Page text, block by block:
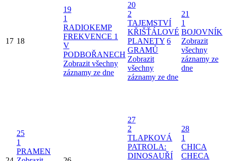
17 18
19
1
RADIOKEMP
FREKVENCE 1
V
PODBOŘANECH
Zobrazit všechny
záznamy ze dne
20
2
TAJEMSTVÍ
KŘIŠŤÁLOVÉ
PLANETY 6
GRAMŮ
Zobrazit
všechny
záznamy ze dne
21
1
BOJOVNÍK
Zobrazit
všechny
záznamy ze
dne
25
1
PRAMEN
27
2
TLAPKOVÁ
PATROLA:
DINOSAUŘÍ
28
1
CHICA
CHECA